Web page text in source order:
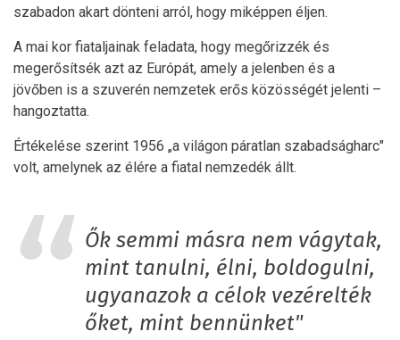
szabadon akart dönteni arról, hogy miképpen éljen.
A mai kor fiataljainak feladata, hogy megőrizzék és
megerősítsék azt az Európát, amely a jelenben és a
jövőben is a szuverén nemzetek erős közösségét jelenti –
hangoztatta.
Értékelése szerint 1956 „a világon páratlan szabadságharc"
volt, amelynek az élére a fiatal nemzedék állt.
Ők semmi másra nem vágytak,
mint tanulni, élni, boldogulni,
ugyanazok a célok vezérelték
őket, mint bennünket"